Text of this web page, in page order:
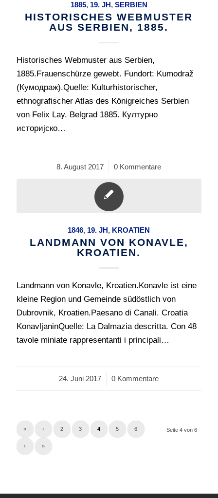
1885, 19. JH, SERBIEN
HISTORISCHES WEBMUSTER
AUS SERBIEN, 1885.
Historisches Webmuster aus Serbien,
1885.Frauenschürze gewebt. Fundort: Kumodraž
(Кумодраж).Quelle: Kulturhistorischer,
ethnografischer Atlas des Königreiches Serbien
von Felix Lay. Belgrad 1885. Културно
историјско…
8. August 2017
/ 0 Kommentare
1846, 19. JH, KROATIEN
LANDMANN VON KONAVLE,
KROATIEN.
Landmann von Konavle, Kroatien.Konavle ist eine
kleine Region und Gemeinde südöstlich von
Dubrovnik, Kroatien.Paesano di Canali. Croatia
KonavljaninQuelle: La Dalmazia descritta. Con 48
tavole miniate rappresentanti i principali…
24. Juni 2017
/ 0 Kommentare
Seite 4 von 6
« ‹ 2 3 4 5 6
› »